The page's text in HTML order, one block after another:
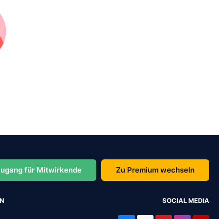
für Mitwirkende Zu Premium wechseln
SOCIAL MEDIA